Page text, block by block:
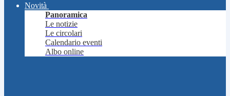
Novità
Panoramica
Le notizie
Le circolari
Calendario eventi
Albo online